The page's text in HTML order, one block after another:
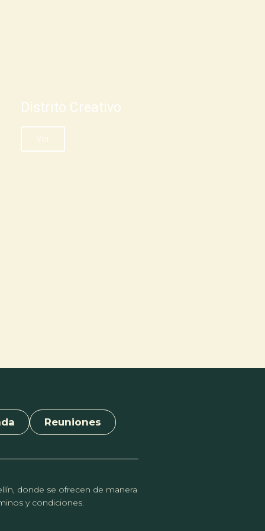
Distrito Creativo
Ver
Reuniones
donde se ofrecen de manera
y condiciones.